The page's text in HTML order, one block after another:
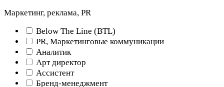
Маркетинг, реклама, PR
Below The Line (BTL)
PR, Маркетинговые коммуникации
Аналитик
Арт директор
Ассистент
Бренд-менеджмент